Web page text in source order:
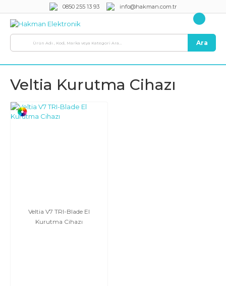
0850 255 13 93 info@hakman.com.tr
Ara
Veltia Kurutma Cihazı
Veltia V7 TRI-Blade El
Kurutma Cihazı